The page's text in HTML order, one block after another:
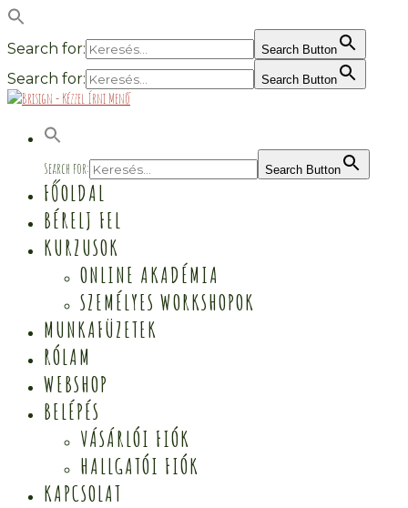
Search for: Search Button
Search for: Search Button
Search for: Search Button
FŐOLDAL
BÉRELJ FEL
KURZUSOK
ONLINE AKADÉMIA
SZEMÉLYES WORKSHOPOK
MUNKAFÜZETEK
RÓLAM
WEBSHOP
BELÉPÉS
VÁSÁRLÓI FIÓK
HALLGATÓI FIÓK
KAPCSOLAT